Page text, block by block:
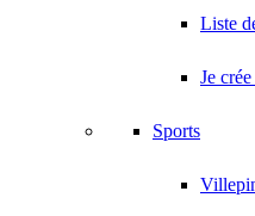
Liste
Je
Sports